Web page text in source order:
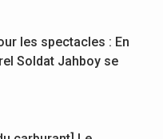
les spectacles : En
Soldat Jahboy se